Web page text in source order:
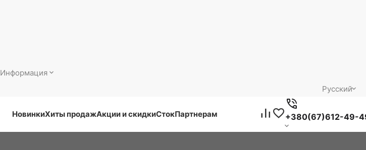
Информация
Русский
НовинкиХиты продажАкции и скидкиСтокПартнерам +380(67)612-49-